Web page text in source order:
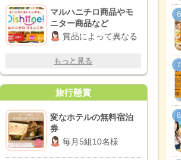
マルハニチロ商品やモ
ニター商品など
賞品によって異なる
もっと見る
旅行懸賞
変なホテルの無料宿泊
券
毎月5組10名様